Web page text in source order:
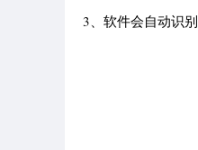
3、软件会自动识